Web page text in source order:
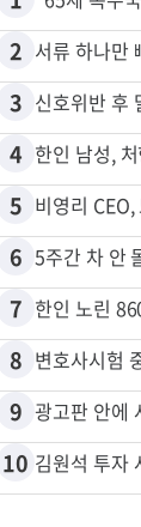
2
3
4
5 비영리
6 5주간 차 안
7
8
9
10 김원석 투자